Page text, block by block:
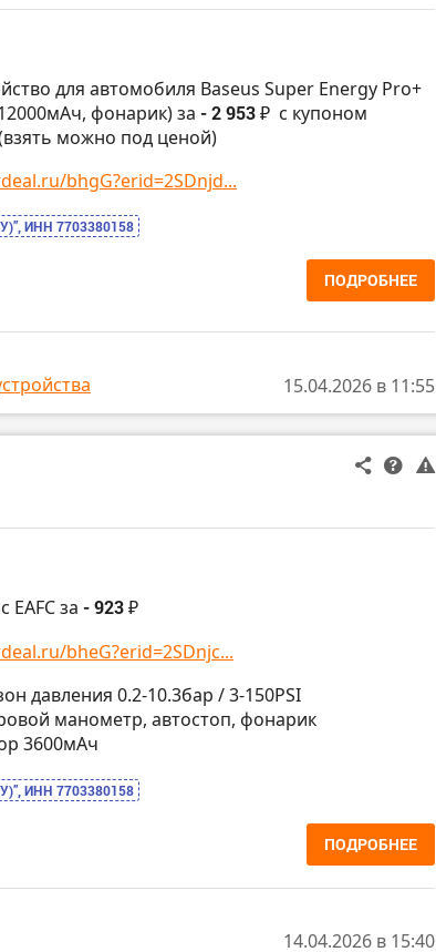
для автомобиля Baseus Super Energy Pro+
фонарик) за - 2 953 ₽ с купоном
можно под ценой)
bhgG?erid=2SDnjd...
ИНН 7703380158
ПОДРОБНЕЕ
15.04.2026 в 11:55
EAFC за - 923 ₽
bheG?erid=2SDnjc...
давления 0.2-10.3бар / 3-150PSI
манометр, автостоп, фонарик
3600мАч
ИНН 7703380158
ПОДРОБНЕЕ
14.04.2026 в 15:40